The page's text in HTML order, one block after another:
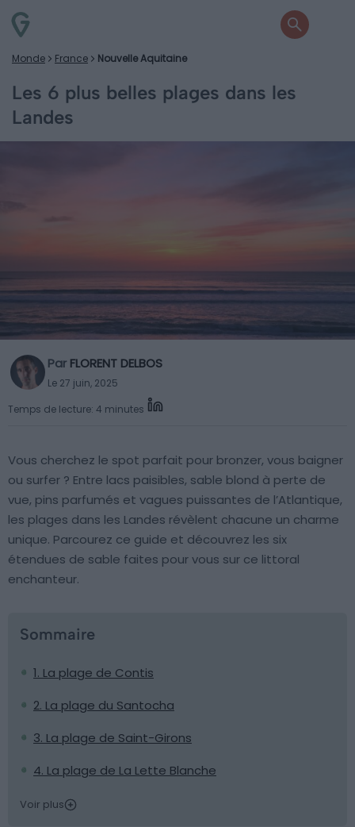
Monde France Nouvelle Aquitaine
Les 6 plus belles plages dans les
Landes
Par FLORENT DELBOS
Le 27 juin, 2025
Temps de lecture: 4 minutes
Vous cherchez le spot parfait pour bronzer, vous baigner
ou surfer ? Entre lacs paisibles, sable blond à perte de
vue, pins parfumés et vagues puissantes de l’Atlantique,
les plages dans les Landes révèlent chacune un charme
unique. Parcourez ce guide et découvrez les six
étendues de sable faites pour vous sur ce littoral
enchanteur.
Sommaire
1. La plage de Contis
2. La plage du Santocha
3. La plage de Saint-Girons
4. La plage de La Lette Blanche
Voir plus